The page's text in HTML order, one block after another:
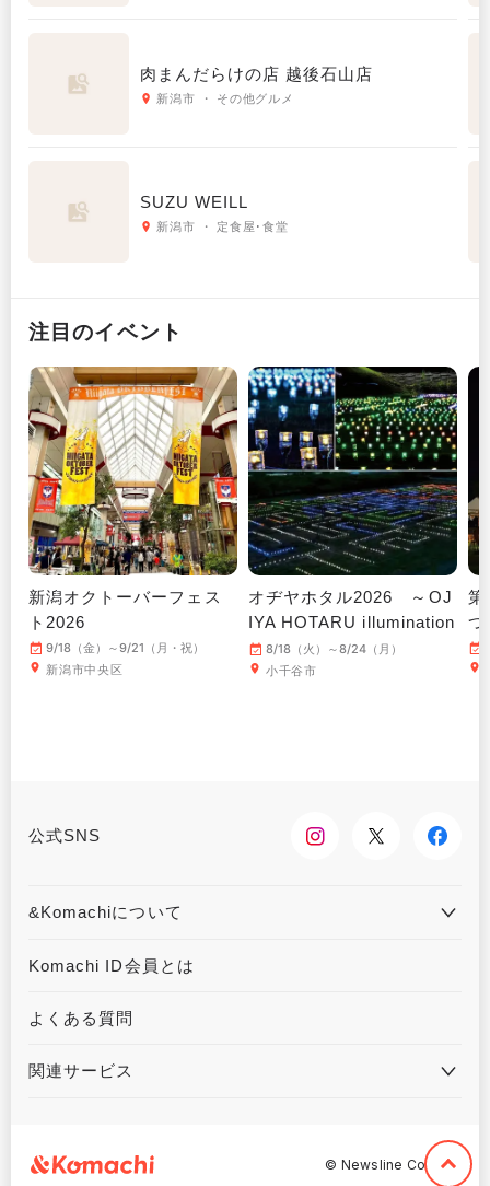
肉まんだらけの店 越後石山店
新潟市 ・ その他グルメ
SUZU WEILL
新潟市 ・ 定食屋･食堂
注目のイベント
新潟オクトーバーフェス
ト2026
9/18（金）～9/21（月・祝）
新潟市中央区
オヂヤホタル2026 ～OJ
IYA HOTARU illumination
～ 8/18（火）～8/24（月）
小千谷市
第
つ
公式SNS
&Komachiについて
&Komachiとは
Komachi ID会員とは
よくある質問
関連サービス
©︎ Newsline Co,. Ltd.